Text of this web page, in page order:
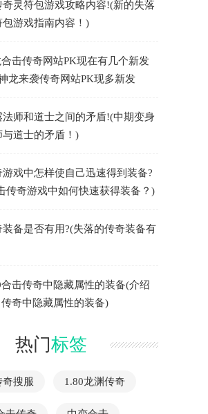
奇灵符包游戏攻略内容!(新的失落
包游戏指南内容！)
击传奇网站PK现在有几个新发
龙来袭传奇网站PK现多新发
法师和道士之间的矛盾!(中期变身
与道士的矛盾！)
戏中怎样使自己迅速得到装备?
传奇游戏中如何快速获得装备？)
装备是否有用?(失落的传奇装备有
击传奇中隐藏属性的装备(介绍
奇中隐藏属性的装备)
热门标签
奇搜服 1.80龙渊传奇